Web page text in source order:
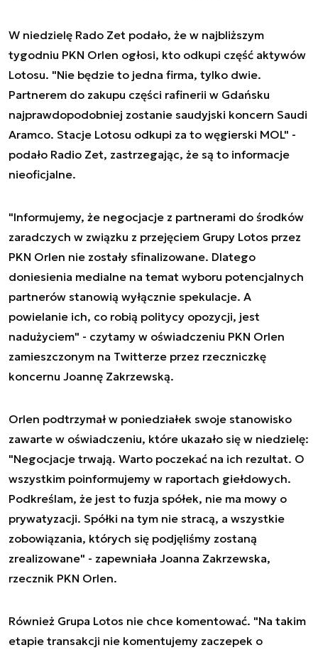
W niedzielę Rado Zet podało, że w najbliższym
tygodniu PKN Orlen ogłosi, kto odkupi część aktywów
Lotosu. "Nie będzie to jedna firma, tylko dwie.
Partnerem do zakupu części rafinerii w Gdańsku
najprawdopodobniej zostanie saudyjski koncern Saudi
Aramco. Stacje Lotosu odkupi za to węgierski MOL" -
podało Radio Zet, zastrzegając, że są to informacje
nieoficjalne.
"Informujemy, że negocjacje z partnerami do środków
zaradczych w związku z przejęciem Grupy Lotos przez
PKN Orlen nie zostały sfinalizowane. Dlatego
doniesienia medialne na temat wyboru potencjalnych
partnerów stanowią wyłącznie spekulacje. A
powielanie ich, co robią politycy opozycji, jest
nadużyciem" - czytamy w oświadczeniu PKN Orlen
zamieszczonym na Twitterze przez rzeczniczkę
koncernu Joannę Zakrzewską.
Orlen podtrzymał w poniedziałek swoje stanowisko
zawarte w oświadczeniu, które ukazało się w niedzielę:
"Negocjacje trwają. Warto poczekać na ich rezultat. O
wszystkim poinformujemy w raportach giełdowych.
Podkreślam, że jest to fuzja spółek, nie ma mowy o
prywatyzacji. Spółki na tym nie stracą, a wszystkie
zobowiązania, których się podjęliśmy zostaną
zrealizowane" - zapewniała Joanna Zakrzewska,
rzecznik PKN Orlen.
Również Grupa Lotos nie chce komentować. "Na takim
etapie transakcji nie komentujemy zaczepek o